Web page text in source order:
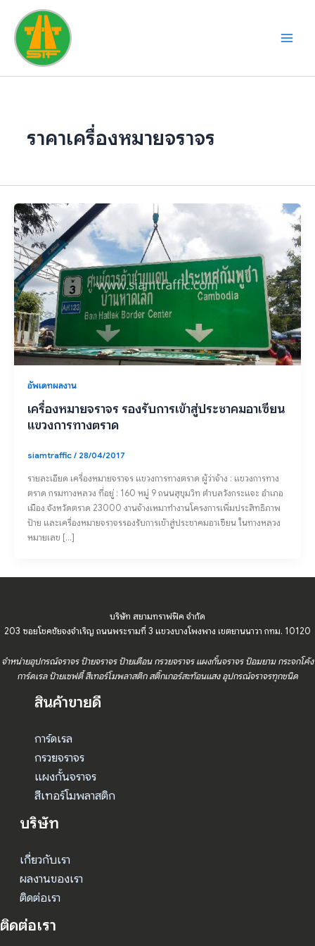
content
ราคาเครื่องหมายจราจร
อัพเดทผลงาน
เครื่องหมายจราจร รองรับการเข้าสู่ประชาคมอาเซียน
แขวงการทางตราด
siamtraffic/ 28/04/2017
รายละเอียด เครื่องหมายจราจร แขวงการทางตราด ผู้ว่าจ้าง : แขวงการทาง
ตราด กรมทางหลวง ที่อยู่ : 160 หมู่ 9 ถนนสุขุมวิท ตำบลวังกระแจะ อำเภอ
เมือง จังหวัดตราด 23000 งานจ้างเหมาทำงานโครงการเพิ่มประสิทธิภาพ
ป้าย และเครื่องหมายจราจรรองรับการเข้าสู่ประชาคมอาเซียน ในทางหลวง
หมายเลข […]
บริษัท สยามทราฟฟิค จำกัด
203 ซอยโชคชัยจงจำเริญ ถนนพระรามที่ 3 แขวงบางโพงพาง เขตยานนาวา กทม. 10120
จำหน่ายอุปกรณ์จราจร ป้ายจราจร ป้ายเตือน กรวยจราจร แผงกั้นจราจร ป้อมยาม กระจกโค้ง
การ์ดเรล ป้ายเซฟตี้ สีเทอร์โมพลาสติก สติ๊กเกอร์สะท้อนแสง อุปกรณ์จราจรทุกชนิด
สินค้าขายดี
การ์ดเรล
กรวยจราจร
แผงกั้นจราจร
สีเทอร์โมพลาสติก
บริษัท
เกี่ยวกับเรา
ผลงานของเรา
ติดต่อเรา
ติดต่อเรา